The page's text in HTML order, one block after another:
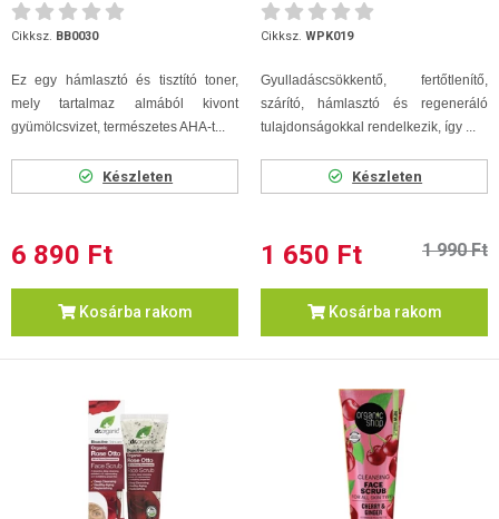
Cikksz. BB0030
Ez egy hámlasztó és tisztító toner,
mely tartalmaz almából kivont
gyümölcsvizet, természetes AHA-t...
Készleten
6 890 Ft
Kosárba rakom
Cikksz. WPK019
Gyulladáscsökkentő, fertőtlenítő,
szárító, hámlasztó és regeneráló
tulajdonságokkal rendelkezik, így ...
Készleten
1 650 Ft 1 990 Ft
Kosárba rakom